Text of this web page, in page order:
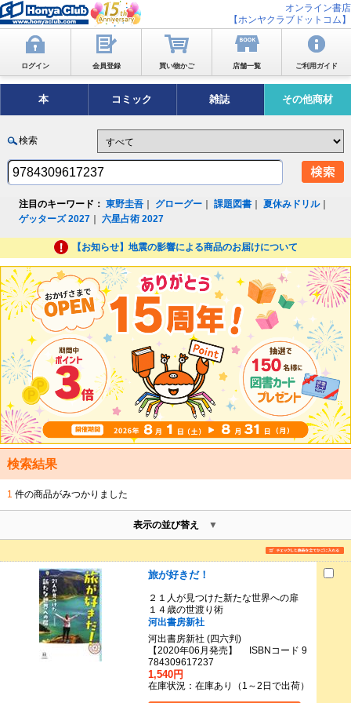
オンライン書店
【ホンヤクラブドットコム】
ログイン 会員登録 買い物かご 店舗一覧 ご利用ガイド
本 コミック 雑誌 その他商材
検索
注目のキーワード： 東野圭吾 グローグー ｜課題図書 ｜夏休みドリル｜
ゲッターズ 2027 ｜六星占術 2027
【お知らせ】地震の影響による商品のお届けについて
検索結果
1 件の商品がみつかりました
表示の並び替え
旅が好きだ！
２１人が見つけた新たな世界への扉
１４歳の世渡り術
河出書房新社
河出書房新社 (四六判)
【2020年06月発売】 ISBNコード 9
784309617237
1,540円
在庫状況：在庫あり（1～2日で出荷）